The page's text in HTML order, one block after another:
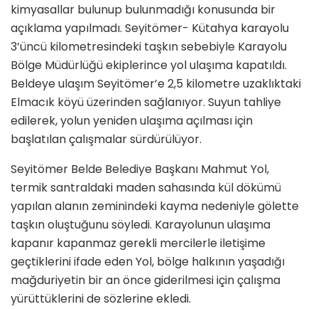
kimyasallar bulunup bulunmadığı konusunda bir
açıklama yapılmadı. Seyitömer- Kütahya karayolu
3’üncü kilometresindeki taşkın sebebiyle Karayolu
Bölge Müdürlüğü ekiplerince yol ulaşıma kapatıldı.
Beldeye ulaşım Seyitömer’e 2,5 kilometre uzaklıktaki
Elmacık köyü üzerinden sağlanıyor. Suyun tahliye
edilerek, yolun yeniden ulaşıma açılması için
başlatılan çalışmalar sürdürülüyor.
Seyitömer Belde Belediye Başkanı Mahmut Yol,
termik santraldaki maden sahasında kül dökümü
yapılan alanın zeminindeki kayma nedeniyle gölette
taşkın oluştuğunu söyledi. Karayolunun ulaşıma
kapanır kapanmaz gerekli mercilerle iletişime
geçtiklerini ifade eden Yol, bölge halkının yaşadığı
mağduriyetin bir an önce giderilmesi için çalışma
yürüttüklerini de sözlerine ekledi.